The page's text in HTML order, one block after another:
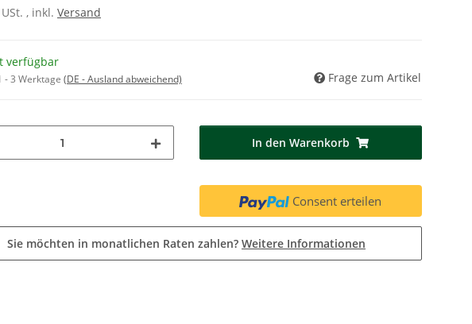
, inkl. Versand
verfügbar
- 3 Werktage (DE - Ausland abweichend) Frage zum Artikel
In den Warenkorb
Consent erteilen
Sie möchten in monatlichen Raten zahlen? Weitere Informationen